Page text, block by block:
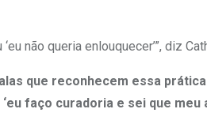
não queria enlouquecer’”, diz
que reconhecem essa
faço curadoria e sei que